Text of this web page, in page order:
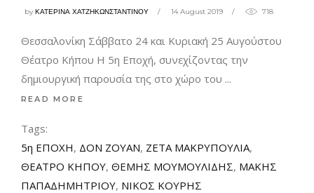
byΚΑΤΕΡΙΝΑ ΧΑΤΖΗΚΩΝΣΤΑΝΤΙΝΟΥ 14 August 2019 718
Θεσσαλονίκη Σάββατο 24 και Κυριακή 25 Αυγούστου
Θέατρο Κήπου Η 5η Εποχή, συνεχίζοντας την
δημιουργική παρουσία της στο χώρο του
READ MORE
Tags:
5η ΕΠΟΧΗ, ΔΟΝ ΖΟΥΑΝ, ΖΕΤΑ ΜΑΚΡΥΠΟΥΛΙΑ,
ΘΕΑΤΡΟ ΚΗΠΟΥ, ΘΕΜΗΣ ΜΟΥΜΟΥΛΙΔΗΣ, ΜΑΚΗΣ
ΠΑΠΑΔΗΜΗΤΡΙΟΥ, ΝΙΚΟΣ ΚΟΥΡΗΣ